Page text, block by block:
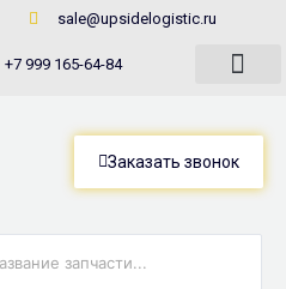
sale@upsidelogistic.ru
+7 999 165-64-84
Заказать звонок